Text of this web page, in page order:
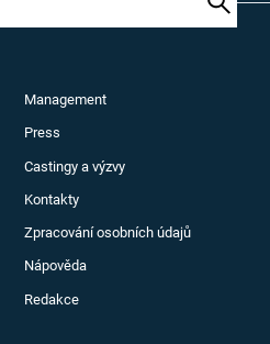
Management
Press
Castingy a výzvy
Kontakty
Zpracování osobních údajů
Nápověda
Redakce